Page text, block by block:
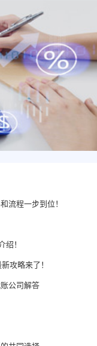
流程一步到位！
绍！
攻略来了！
公司解答